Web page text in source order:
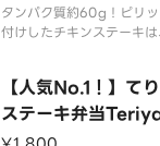
タンパク質約60g！ピリ
付けしたチキンステーキ
Seasoned with a
【人気No.1！】て
ステーキ弁当
k Box